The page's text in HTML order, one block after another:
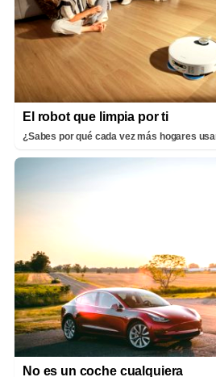
El robot que limpia por ti
¿Sabes por qué cada vez más hogares
No es un coche cualquiera